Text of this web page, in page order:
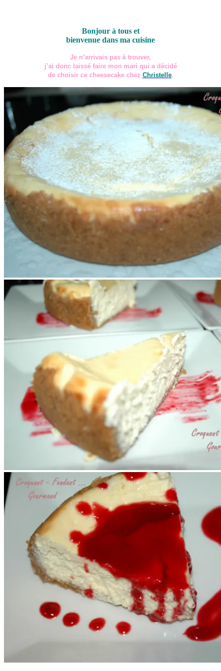
Bonjour à tous et
bienvenue dans ma cuisine
Je n’arrivais pas à trouver,
j’ai donc laissé faire mon mari qui a décidé
de choisir ce cheesecake chez Christelle.